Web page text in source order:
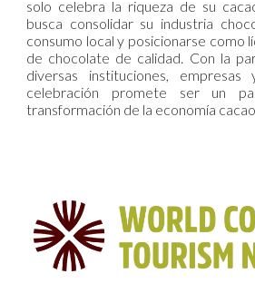
solo celebra la riqueza de su
busca consolidar su industria
consumo local y posicionarse como
de chocolate de calidad. Con la
diversas instituciones, empresas
celebración promete ser un
transformación de la economía